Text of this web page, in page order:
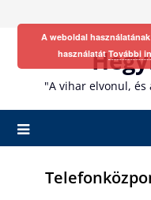
"A vihar elvonul, és
A weboldal
használatátTovábbi